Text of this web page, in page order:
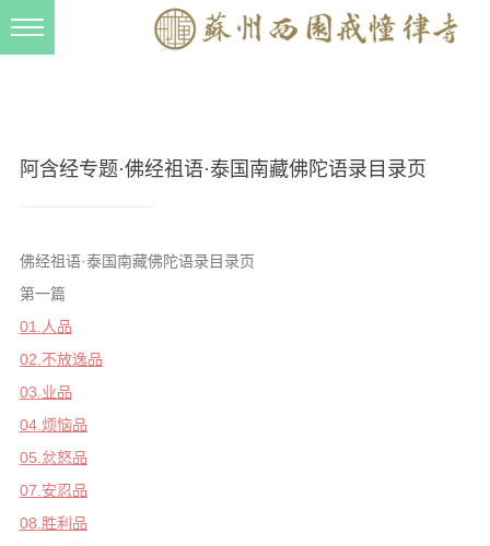
阿含经专题·佛经祖语·泰国南藏佛陀语录目录页
佛经祖语·泰国南藏佛陀语录目录页
第一篇
01.人品
02.不放逸品
03.业品
04.烦恼品
05.忿怒品
07.安忍品
08.胜利品